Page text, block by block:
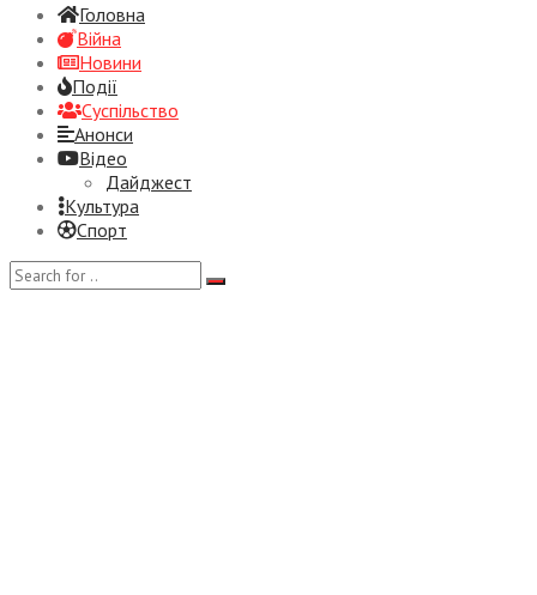
Головна
Війна
Новини
Події
Суспiльство
Анонси
Відео
Дайджест
Культура
Спорт